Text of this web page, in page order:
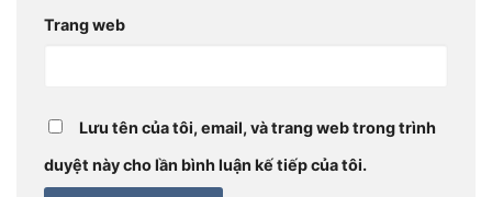
Trang web
Lưu tên của tôi, email, và trang web trong trình
duyệt này cho lần bình luận kế tiếp của tôi.